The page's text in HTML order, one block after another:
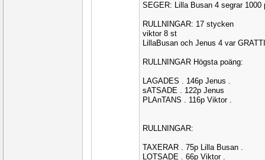
SEGER: Lilla Busan 4 segrar 1000
RULLNINGAR: 17 stycken
viktor 8 st
LillaBusan och Jenus 4 var
RULLNINGAR Högsta poäng:
LAGADES . 146p Jenus .
sATSADE . 122p Jenus
PLAnTANS . 116p Viktor .
RULLNINGAR:
TAXERAR . 75p Lilla Busan .
LOTSADE . 66p Viktor .